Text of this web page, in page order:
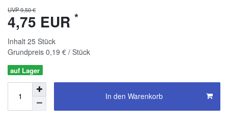
UVP 9,50 €
4,75 EUR *
Inhalt 25 Stück
Grundpreis 0,19 € / Stück
auf Lager
In den Warenkorb